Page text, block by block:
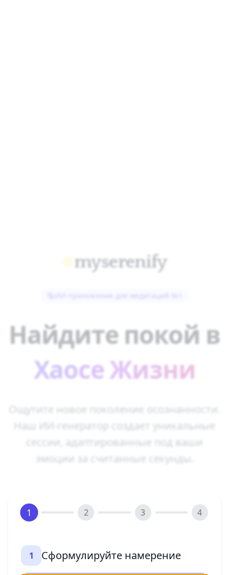
myserenify
Найдите покой в
Хаосе Жизни
Ощутите новое поколение осознанности.
Наш ИИ-генератор создает уникальные
сессии, адаптированные под ваши
эмоции за считанные секунды.
1 2 3 4
1 Сформулируйте намерение